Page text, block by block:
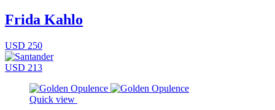
Frida Kahlo
USD 250
USD 213
Quick view